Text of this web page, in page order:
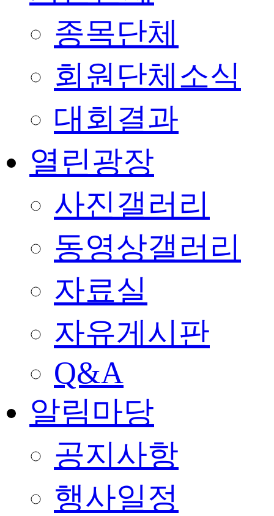
종목단체
회원단체소식
대회결과
열린광장
사진갤러리
동영상갤러리
자료실
자유게시판
Q&A
알림마당
공지사항
행사일정